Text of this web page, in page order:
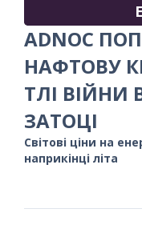
ADNOC
НАФТОВУ
ТЛІ ВІЙНИ
ЗАТОЦІ
Світові ціни на
наприкінці літа